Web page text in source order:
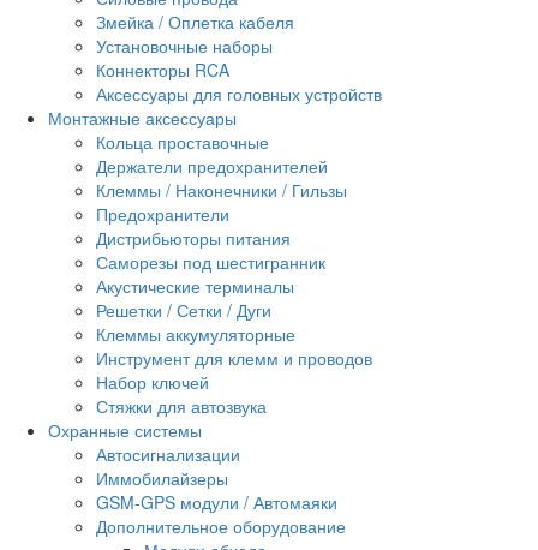
Змейка / Оплетка кабеля
Установочные наборы
Коннекторы RCA
Аксессуары для головных устройств
Монтажные аксессуары
Кольца проставочные
Держатели предохранителей
Клеммы / Наконечники / Гильзы
Предохранители
Дистрибьюторы питания
Саморезы под шестигранник
Акустические терминалы
Решетки / Сетки / Дуги
Клеммы аккумуляторные
Инструмент для клемм и проводов
Набор ключей
Стяжки для автозвука
Охранные системы
Автосигнализации
Иммобилайзеры
GSM-GPS модули / Автомаяки
Дополнительное оборудование